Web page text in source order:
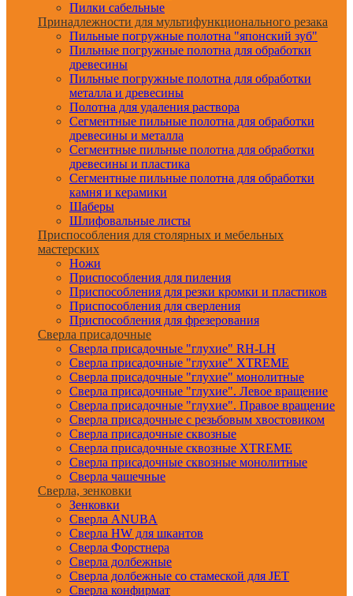
Пилки сабельные
Принадлежности для мультифункционального резака
Пильные погружные полотна "японский зуб"
Пильные погружные полотна для обработки
древесины
Пильные погружные полотна для обработки
металла и древесины
Полотна для удаления раствора
Сегментные пильные полотна для обработки
древесины и металла
Сегментные пильные полотна для обработки
древесины и пластика
Сегментные пильные полотна для обработки
камня и керамики
Шаберы
Шлифовальные листы
Приспособления для столярных и мебельных
мастерских
Ножи
Приспособления для пиления
Приспособления для резки кромки и пластиков
Приспособления для сверления
Приспособления для фрезерования
Сверла присадочные
Сверла присадочные "глухие" RH-LH
Сверла присадочные "глухие" XTREME
Сверла присадочные "глухие" монолитные
Сверла присадочные "глухие". Левое вращение
Сверла присадочные "глухие". Правое вращение
Сверла присадочные с резьбовым хвостовиком
Сверла присадочные сквозные
Сверла присадочные сквозные XTREME
Сверла присадочные сквозные монолитные
Сверла чашечные
Сверла, зенковки
Зенковки
Сверла ANUBA
Сверла HW для шкантов
Сверла Форстнера
Сверла долбежные
Сверла долбежные со стамеской для JET
Сверла конфирмат